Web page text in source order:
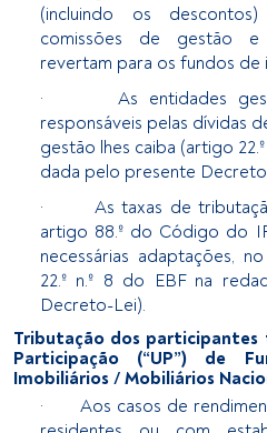
(incluindo os
comissões de gestão e
revertam para os fundos de
· As entidades
responsáveis pelas dívidas
gestão lhes caiba (artigo
dada pelo presente
· As taxas de
artigo 88.º do Código do
necessárias adaptações,
22.º n.º 8 do EBF na
Decreto-Lei).
Tributação dos participantes
Participação (“UP”) de
Imobiliários / Mobiliários
· Aos casos de